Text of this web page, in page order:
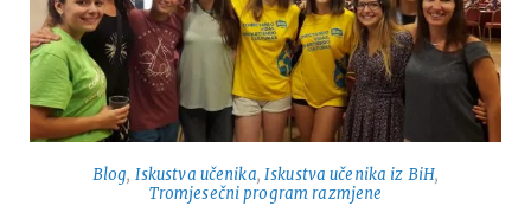
Blog, Iskustva učenika, Iskustva učenika iz BiH,
Tromjesečni program razmjene